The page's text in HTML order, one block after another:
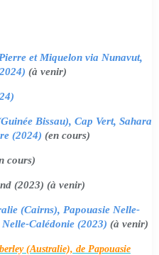
et Miquelon via Nunavut,
(à venir)
Bissau), Cap Vert, Sahara
(2024) (en cours)
cours)
(2023) (à venir)
(Cairns), Papouasie Nelle-
Calédonie (2023) (à venir)
(Australie), de Papouasie